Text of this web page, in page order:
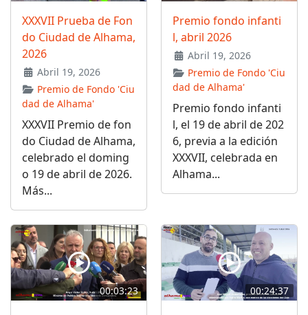
XXXVII Prueba de Fon
do Ciudad de Alhama,
2026
Abril 19, 2026
Premio de Fondo 'Ciu
dad de Alhama'
XXXVII Premio de fon
do Ciudad de Alhama,
celebrado el doming
o 19 de abril de 2026.
Más...
Premio fondo infanti
l, abril 2026
Abril 19, 2026
Premio de Fondo 'Ciu
dad de Alhama'
Premio fondo infanti
l, el 19 de abril de 202
6, previa a la edición
XXXVII, celebrada en
Alhama...
00:03:23 00:24:37